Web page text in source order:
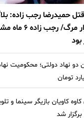
حمیدرضا رجب زاده:
کشاندن مداح به
دو نهاد دولتی؛ محکومیت
کاویان بازیگر سینما و
شد